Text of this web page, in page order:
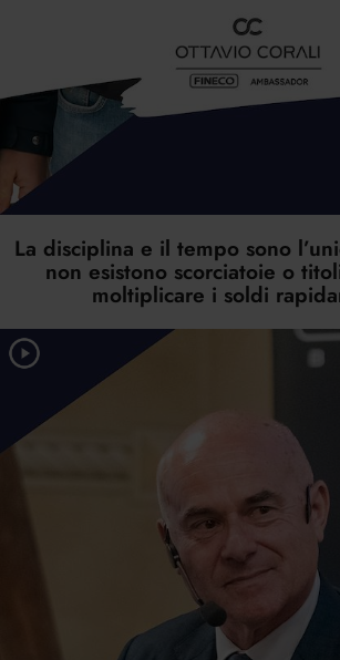
La disciplina e il tempo sono
non esistono scorciatoie o
moltiplicare i soldi